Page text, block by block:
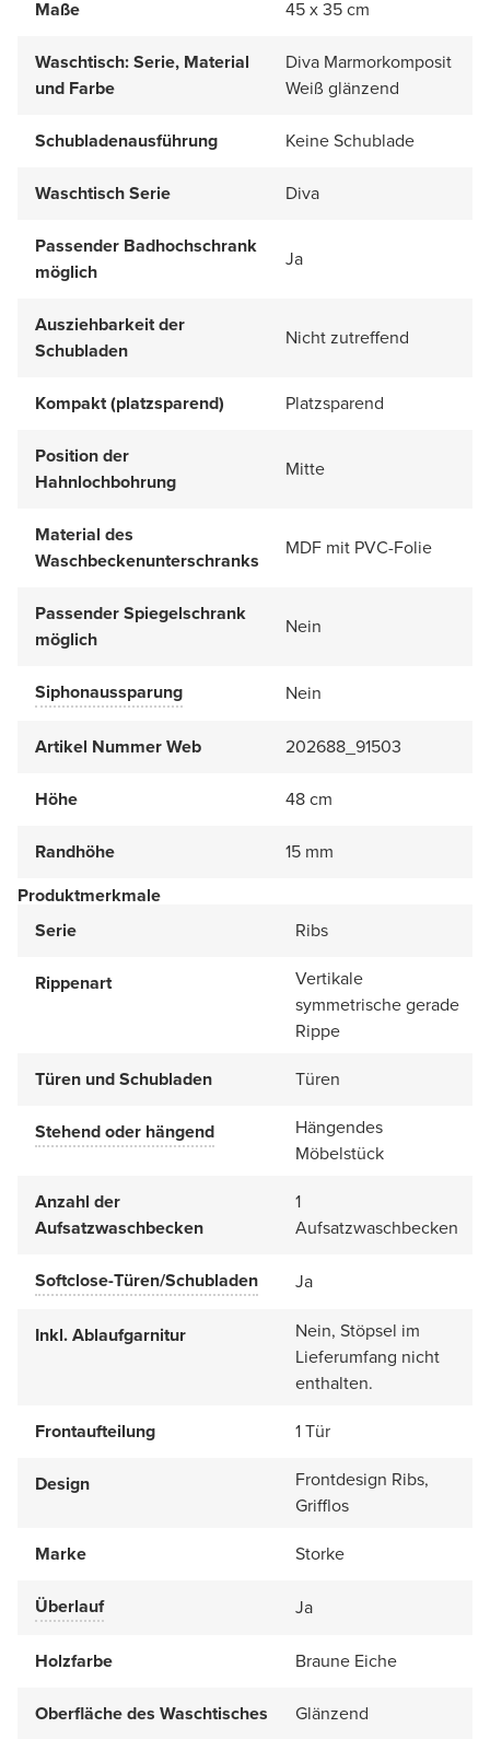
Maße 45 x 35 cm
Waschtisch: Serie, Material
und Farbe
Diva Marmorkomposit
Weiß glänzend
Schubladenausführung Keine Schublade
Waschtisch Serie Diva
Passender Badhochschrank
möglich
Ja
Ausziehbarkeit der
Schubladen
Nicht zutreffend
Kompakt (platzsparend) Platzsparend
Position der
Hahnlochbohrung
Mitte
Material des
Waschbeckenunterschranks
MDF mit PVC-Folie
Passender Spiegelschrank
möglich
Nein
Siphonaussparung Nein
Artikel Nummer Web 202688_91503
Höhe 48 cm
Randhöhe
15 mm
Produktmerkmale
Serie
Ribs
Rippenart
Vertikale
symmetrische gerade
Rippe
Türen und Schubladen
Türen
Stehend oder hängend
Hängendes
Möbelstück
Anzahl der
Aufsatzwaschbecken
1
Aufsatzwaschbecken
Softclose-Türen/Schubladen Ja
Inkl. Ablaufgarnitur
Nein, Stöpsel im
Lieferumfang nicht
enthalten.
Frontaufteilung
1 Tür
Design
Frontdesign Ribs,
Grifflos
Marke
Storke
Überlauf Ja
Holzfarbe Braune Eiche
Oberfläche des Waschtisches Glänzend